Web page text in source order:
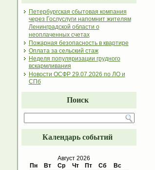
Петербургская сбытовая компания
через Гослуслуги напомнит жителям
Ленинградской области о
неоплаченных счетах
Пожарная безопасность в квартире
Оплата за сельский стаж
Неделя популяризации грудного
вскармливания
Новости ОСФР 29.07.2026 по ЛО и
СПб
Поиск
Календарь событий
Август 2026
Пн
Вт Ср Чт Пт Сб
Вс